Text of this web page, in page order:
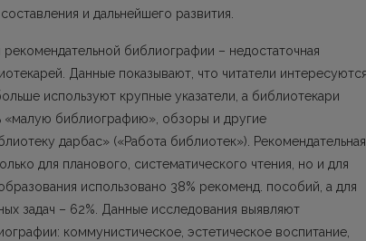
и дальнейшего развития.
библиографии – недостаточная
Данные показывают, что читатели
используют крупные указатели, а библиотекари
«малую библиографию», обзоры и другие
дарбас» («Работа библиотек»). Рекомендательная
для планового, систематического чтения, но и для
использовано 38% рекоменд. пособий, а для
задач – 62%. Данные исследования выявляют
коммунистическое, эстетическое воспитание,